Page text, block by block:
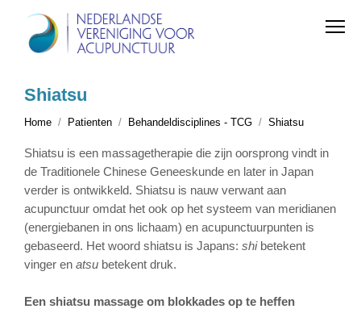
Shiatsu
Home Patienten Behandeldisciplines - TCG Shiatsu
Shiatsu is een massagetherapie die zijn oorsprong vindt in
de Traditionele Chinese Geneeskunde en later in Japan
verder is ontwikkeld. Shiatsu is nauw verwant aan
acupunctuur omdat het ook op het systeem van meridianen
(energiebanen in ons lichaam) en acupunctuurpunten is
gebaseerd. Het woord shiatsu is Japans:shi betekent
vinger enatsu betekent druk.
Een shiatsu massage om blokkades op te heffen